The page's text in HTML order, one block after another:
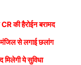
की हैरोईन बरामद
से लगाई छलांग
ये सुविधा